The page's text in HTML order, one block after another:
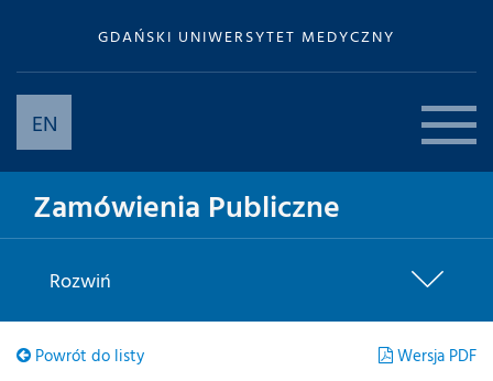
GDAŃSKI UNIWERSYTET MEDYCZNY
EN
Zamówienia Publiczne
Rozwiń
Powrót do listy
Wersja PDF